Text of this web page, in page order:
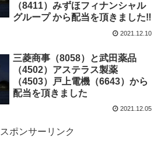
（8411）みずほフィナンシャル
グループ から配当を頂きました‼
2021.12.10
三菱商事（8058）と武田薬品
（4502）アステラス製薬
（4503）戸上電機（6643）から
配当を頂きました
2021.12.05
スポンサーリンク